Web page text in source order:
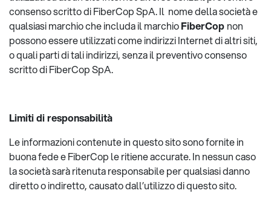
consenso scritto di FiberCop SpA. Il nome della società e
qualsiasi marchio che includa il marchioFiberCop non
possono essere utilizzati come indirizzi Internet di altri siti,
o quali parti di tali indirizzi, senza il preventivo consenso
scritto di FiberCop SpA.
Limiti di responsabilità
Le informazioni contenute in questo sito sono fornite in
buona fede e FiberCop le ritiene accurate. In nessun caso
la società sarà ritenuta responsabile per qualsiasi danno
diretto o indiretto, causato dall’utilizzo di questo sito.